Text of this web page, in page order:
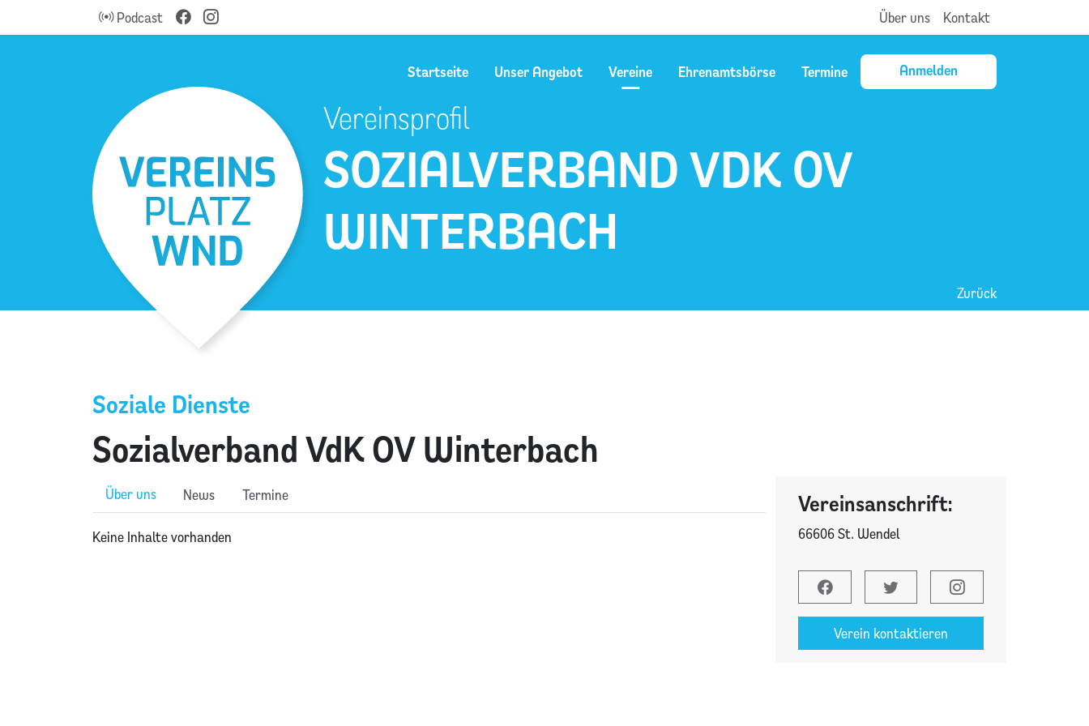
Podcast Über uns Kontakt
Startseite Unser Angebot Vereine Ehrenamtsbörse Termine Anmelden
SOZIALVERBAND VDK OV
WINTERBACH
Vereinsprofil
Zurück
Sozialverband VdK OV Winterbach
Soziale Dienste
Über uns News Termine
Keine Inhalte vorhanden
Vereinsanschrift:
66606 St. Wendel
Verein kontaktieren